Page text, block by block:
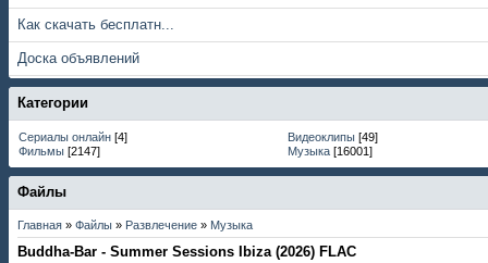
Как скачать бесплатн...
Доска объявлений
Категории
Сериалы онлайн [4] Видеоклипы [49]
Фильмы [2147] Музыка [16001]
Файлы
Главная » Файлы » Развлечение » Музыка
Buddha-Bar - Summer Sessions Ibiza (2026) FLAC